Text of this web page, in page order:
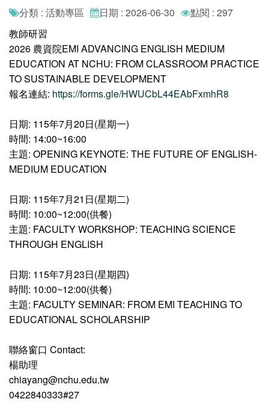
分類 : 活動專區 日期 : 2026-06-30
點閱 : 297
教師研習
2026 農資院EMI ADVANCING ENGLISH MEDIUM
EDUCATION AT NCHU: FROM CLASSROOM PRACTICE
TO SUSTAINABLE DEVELOPMENT
報名連結: https://forms.gle/HWUCbL44EAbFxmhR8
日期: 115年7月20日(星期一)
時間: 14:00~16:00
主題: OPENING KEYNOTE: THE FUTURE OF ENGLISH-
MEDIUM EDUCATION
日期: 115年7月21日(星期二)
時間: 10:00~12:00(供餐)
主題: FACULTY WORKSHOP: TEACHING SCIENCE
THROUGH ENGLISH
日期: 115年7月23日(星期四)
時間: 10:00~12:00(供餐)
主題: FACULTY SEMINAR: FROM EMI TEACHING TO
EDUCATIONAL SCHOLARSHIP
聯絡窗口 Contact:
楊助理
chiayang@nchu.edu.tw
0422840333#27